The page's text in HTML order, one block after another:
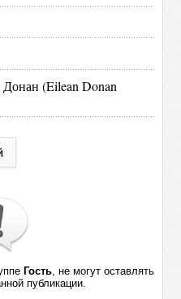
(Eilean Donan
Гость, не могут оставлять
публикации.